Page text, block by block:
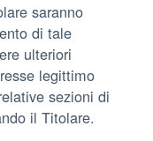
saranno
di tale
ulteriori
legittimo
sezioni di
il Titolare.